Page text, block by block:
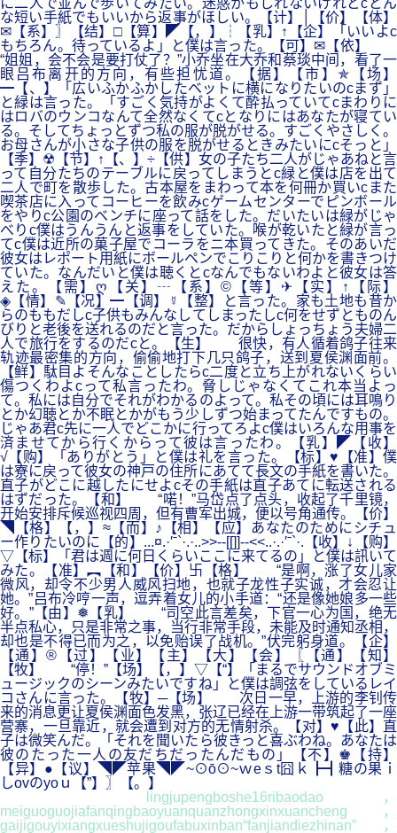
に二人で並んで歩いてみたい。迷惑かもしれないけれどcどん
な短い手紙でもいいから返事がほしい。【计】│【价】【体】
✉【系】〗【结】□【算】◤【，】┆【乳】↑【企】「いいよc
もちろん。待っているよ」と僕は言った。【可】✉【依】
“姐姐，会不会是要打仗了？”小乔坐在大乔和蔡琰中间，看了一
眼吕布离开的方向，有些担忧道。【据】【市】✯【场】
━【、】「広いふかふかしたベットに横になりたいのcまず」
と緑は言った。「すごく気持がよくて酔払っていてcまわりに
はロバのウンコなんて全然なくてcとなりにはあなたが寝てい
る。そしてちょっとずつ私の服が脱がせる。すごくやさしく。
お母さんが小さな子供の服を脱がせるときみたいにcそっと」
【季】☢【节】↑【、】÷【供】女の子たち二人がじゃあねと言
って自分たちのテーブルに戻ってしまうとc緑と僕は店を出て
二人で町を散歩した。古本屋をまわって本を何冊か買いcまた
喫茶店に入ってコーヒーを飲みcゲームセンターでピンボール
をやりc公園のベンチに座って話をした。だいたいは緑がじゃ
べりc僕はうんうんと返事をしていた。喉が乾いたと緑が言っ
てc僕は近所の菓子屋でコーラをニ本買ってきた。そのあいだ
彼女はレポート用紙にボールペンでこりこりと何かを書きつけ
ていた。なんだいと僕は聴くとcなんでもないわよと彼女は答
えた。【需】ღ【关】┄【系】©【等】✈【实】↑【际】
◈【情】✎【况】━【调】☿【整】と言った。家も土地も昔か
らのももだしc子供もみんなしてしまったしc何をせずとものん
びりと老後を送れるのだと言った。だからしょっちょう夫婦二
人で旅行をするのだcと。【生】 很快，有人循着鸽子往来
轨迹最密集的方向，偷偷地打下几只鸽子，送到夏侯渊面前。
【鲜】駄目よそんなことしたらc二度と立ち上がれないくらい
傷つくわよcって私言ったわ。脅しじゃなくてこれ本当よっ
て。私には自分でそれがわかるのよって。私その頃には耳鳴り
とか幻聴とか不眠とかがもう少しずつ始まってたんですもの。
じゃあ君c先に一人でどこかに行ってろよc僕はいろんな用事を
済ませてから行くからって彼は言ったわ。【乳】◤【收】
√【购】「ありがとう」と僕は礼を言った。【标】♥【准】僕
は寮に戻って彼女の神戸の住所にあてて長文の手紙を書いた。
直子がどこに越したにせよcその手紙は直子あてに転送される
はずだった。【和】 “喏！”马岱点了点头，收起了千里镜，
开始安排斥候巡视四周，但有曹军出城，便以号角通传。【价】
◥【格】【，】≈【而】♪【相】【应】あなたのためにシチュ
ー作りたいのに【的】...¤.·′ˉ`·.·..>>--[[]]--<<..·.·′ˉ`·.【收】↓【购】
▽【标】「君は週に何日くらいここに来てるの」と僕は訊いて
みた。【准】︻【和】【价】卐【格】 “是啊，涨了女儿家
微风，却令不少男人威风扫地，也就子龙性子实诚，才会忍让
她。”吕布冷哼一声，逗弄着女儿的小手道：“还是像她娘多一些
好。”【由】❅【乳】 “司空此言差矣，下官一心为国，绝无
半点私心，只是非常之事，当行非常手段，未能及时通知丞相，
却也是不得已而为之，以免贻误了战机。”伏完躬身道。【企】
【通】®【过】【业】【主】【大】【会】〖【通】【知】
【牧】 “停！”【场】【，】▽【“】「まるでサウンドオブミ
ュージックのシーンみたいですね」と僕は調弦をしているレイ
コさんに言った。【牧】─【场】 次日一早，上游的李钊传
来的消息更让夏侯渊面色发黑，张辽已经在上游一带筑起了一座
营寨，一旦靠近，就会遭到对方的无情射杀。【对】♥【此】直
子は微笑んだ。「それを聞いたら彼きっと喜ぶわね。あなたは
彼のたった一人の友だちだったんだもの」【不】♚【持】
【异】●【议】◥◤苹果◥◤~⊙ō⊙~ｗeｓt囧ｋ┣┫糖の果ｉ
しovのyoｕ【”】〗【。】
lingjupengboshe16ribaodao，
meiguoguojiafanqingbaoyuanquanzhongxinxuancheng，
gaijigouyixiangxueshujigoufabuxinban“fanjiandiezhinan”，